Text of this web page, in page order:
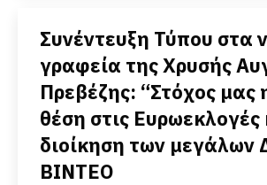
Συνέντευξη Τύπου στα
γραφεία της Χρυσής
Πρεβέζης: “Στόχος μας
θέση στις Ευρωεκλογές
διοίκηση των μεγάλων
ΒΙΝΤΕΟ